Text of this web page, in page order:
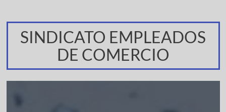
SINDICATO EMPLEADOS
DE COMERCIO